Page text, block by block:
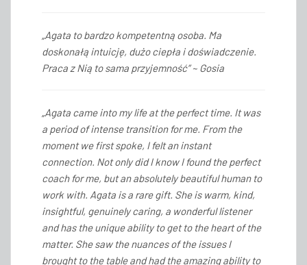
„Agata to bardzo kompetentną osoba. Ma
doskonałą intuicję, dużo ciepła i doświadczenie.
Praca z Nią to sama przyjemność” ~ Gosia
„Agata came into my life at the perfect time. It was
a period of intense transition for me. From the
moment we first spoke, I felt an instant
connection. Not only did I know I found the perfect
coach for me, but an absolutely beautiful human to
work with. Agata is a rare gift. She is warm, kind,
insightful, genuinely caring, a wonderful listener
and has the unique ability to get to the heart of the
matter. She saw the nuances of the issues I
brought to the table and had the amazing ability to